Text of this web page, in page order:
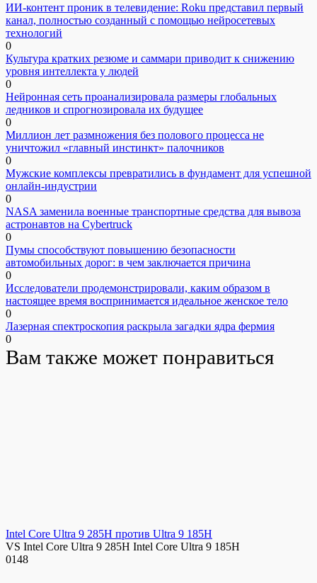
ИИ-контент проник в телевидение: Roku представил первый
канал, полностью созданный с помощью нейросетевых
технологий
0
Культура кратких резюме и саммари приводит к снижению
уровня интеллекта у людей
0
Нейронная сеть проанализировала размеры глобальных
ледников и спрогнозировала их будущее
0
Миллион лет размножения без полового процесса не
уничтожил «главный инстинкт» палочников
0
Мужские комплексы превратились в фундамент для успешной
онлайн-индустрии
0
NASA заменила военные транспортные средства для вывоза
астронавтов на Cybertruck
0
Пумы способствуют повышению безопасности
автомобильных дорог: в чем заключается причина
0
Исследователи продемонстрировали, каким образом в
настоящее время воспринимается идеальное женское тело
0
Лазерная спектроскопия раскрыла загадки ядра фермия
0
Вам также может понравиться
Intel Core Ultra 9 285H против Ultra 9 185H
VS Intel Core Ultra 9 285H Intel Core Ultra 9 185H
0148